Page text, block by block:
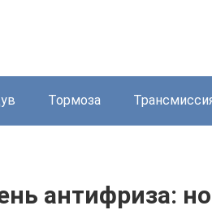
Тормоза
антифриза: